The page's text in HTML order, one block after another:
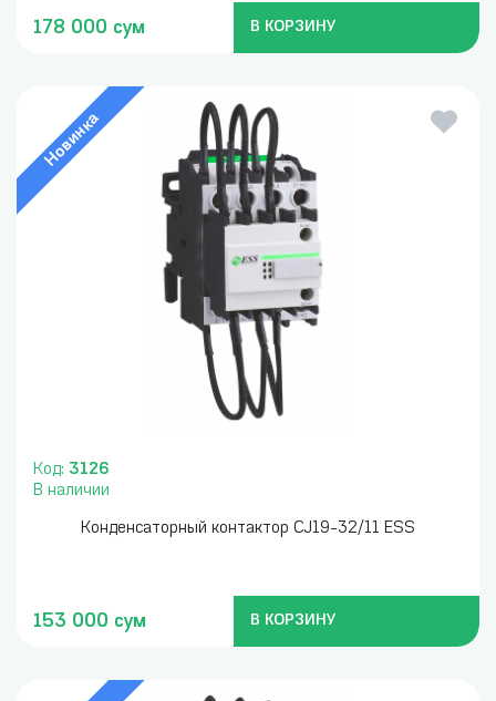
178 000 сум В КОРЗИНУ
Новинка
Код: 3126
В наличии
Конденсаторный контактор CJ19-32/11 ESS
153 000 сум В КОРЗИНУ